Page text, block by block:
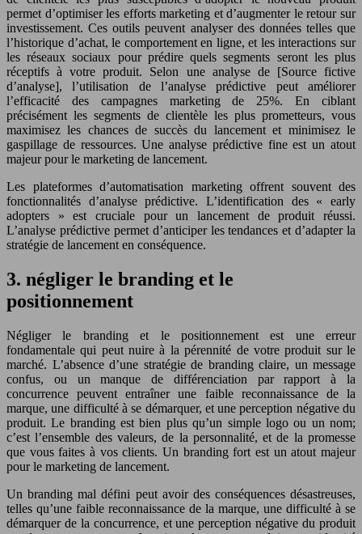
permet d’optimiser les efforts marketing et d’augmenter le retour sur
investissement. Ces outils peuvent analyser des données telles que
l’historique d’achat, le comportement en ligne, et les interactions sur
les réseaux sociaux pour prédire quels segments seront les plus
réceptifs à votre produit. Selon une analyse de [Source fictive
d’analyse], l’utilisation de l’analyse prédictive peut améliorer
l’efficacité des campagnes marketing de 25%. En ciblant
précisément les segments de clientèle les plus prometteurs, vous
maximisez les chances de succès du lancement et minimisez le
gaspillage de ressources. Une analyse prédictive fine est un atout
majeur pour le marketing de lancement.
Les plateformes d’automatisation marketing offrent souvent des
fonctionnalités d’analyse prédictive. L’identification des « early
adopters » est cruciale pour un lancement de produit réussi.
L’analyse prédictive permet d’anticiper les tendances et d’adapter la
stratégie de lancement en conséquence.
3. négliger le branding et le
positionnement
Négliger le branding et le positionnement est une erreur
fondamentale qui peut nuire à la pérennité de votre produit sur le
marché. L’absence d’une stratégie de branding claire, un message
confus, ou un manque de différenciation par rapport à la
concurrence peuvent entraîner une faible reconnaissance de la
marque, une difficulté à se démarquer, et une perception négative du
produit. Le branding est bien plus qu’un simple logo ou un nom;
c’est l’ensemble des valeurs, de la personnalité, et de la promesse
que vous faites à vos clients. Un branding fort est un atout majeur
pour le marketing de lancement.
Un branding mal défini peut avoir des conséquences désastreuses,
telles qu’une faible reconnaissance de la marque, une difficulté à se
démarquer de la concurrence, et une perception négative du produit